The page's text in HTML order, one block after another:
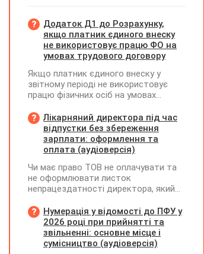
Додаток Д1 до Розрахунку,
якщо платник єдиного внеску
не використовує працю ФО на
умовах трудового договору
Якщо платник єдиного внеску у
звітному періоді не використовує
працю фізичних осіб на умовах
на інших умовах, передбачених
законодавством, Додаток Д1/
Додаток ФІЗ-Д1 за відповідний
період не подається
Лікарняний директора під час
відпустки без збереження
зарплати: оформлення та
оплата (аудіоверсія)
Чи має право ТОВ не оплачувати та
не оформлювати листок
непрацездатності директора, який
збереження заробітної плати під час
призупинення діяльності
підприємства?
Нумерація у відомості до ПФУ у
2026 році при прийнятті та
звільненні: основне місце і
сумісництво (аудіоверсія)